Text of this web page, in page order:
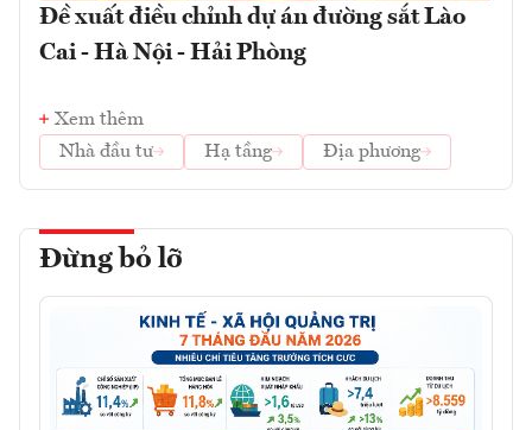
Đề xuất điều chỉnh dự án đường sắt Lào
Cai - Hà Nội - Hải Phòng
Xem thêm
Nhà đầu tư
Hạ tầng Địa phương
Đừng bỏ lỡ